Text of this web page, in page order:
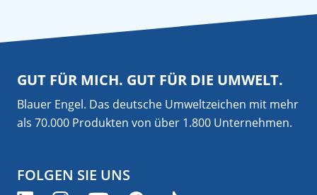
GUT FÜR MICH. GUT FÜR DIE UMWELT.
Blauer Engel. Das deutsche Umweltzeichen mit mehr
als 70.000 Produkten von über 1.800 Unternehmen.
FOLGEN SIE UNS